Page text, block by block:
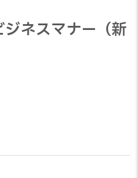
ネスマナー（新